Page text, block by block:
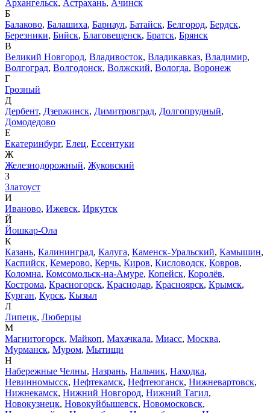
Архангельск, Астрахань, Ачинск
Б
Балаково, Балашиха, Барнаул, Батайск, Белгород, Бердск,
Березники, Бийск, Благовещенск, Братск, Брянск
В
Великий Новгород, Владивосток, Владикавказ, Владимир,
Волгоград, Волгодонск, Волжский, Вологда, Воронеж
Г
Грозный
Д
Дербент, Дзержинск, Димитровград, Долгопрудный,
Домодедово
Е
Екатеринбург, Елец, Ессентуки
Ж
Железнодорожный, Жуковский
З
Златоуст
И
Иваново, Ижевск, Иркутск
Й
Йошкар-Ола
К
Казань, Калининград, Калуга, Каменск-Уральский, Камышин,
Каспийск, Кемерово, Керчь, Киров, Кисловодск, Ковров,
Коломна, Комсомольск-на-Амуре, Копейск, Королёв,
Кострома, Красногорск, Краснодар, Красноярск, Крымск,
Курган, Курск, Кызыл
Л
Липецк, Люберцы
М
Магнитогорск, Майкоп, Махачкала, Миасс, Москва,
Мурманск, Муром, Мытищи
Н
Набережные Челны, Назрань, Нальчик, Находка,
Невинномысск, Нефтекамск, Нефтеюганск, Нижневартовск,
Нижнекамск, Нижний Новгород, Нижний Тагил,
Новокузнецк, Новокуйбышевск, Новомосковск,